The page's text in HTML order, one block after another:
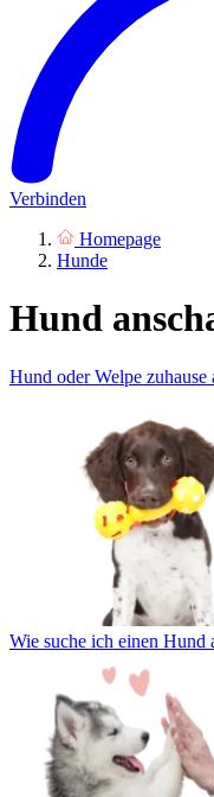
Verbinden
Homepage
Hunde
Hund
Hund oder Welpe zuhause
Wie suche ich einen Hund